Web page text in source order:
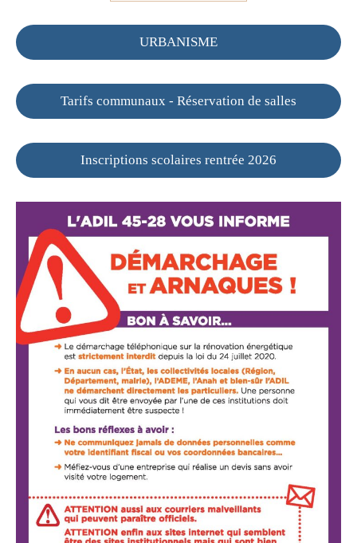
URBANISME
Tarifs communaux - Réservation de salles
Inscriptions scolaires rentrée 2026